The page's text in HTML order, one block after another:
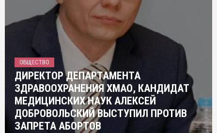
ОБЩЕСТВО
ДИРЕКТОР ДЕПАРТАМЕНТА
ЗДРАВООХРАНЕНИЯ ХМАО, КАНДИДАТ
МЕДИЦИНСКИХ НАУК АЛЕКСЕЙ
ДОБРОВОЛЬСКИЙ ВЫСТУПИЛ ПРОТИВ
ЗАПРЕТА АБОРТОВ